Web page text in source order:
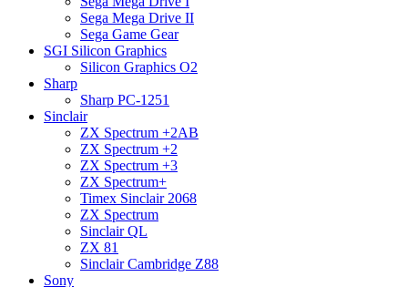
Sega Mega Drive II
Sega Game Gear
SGI Silicon Graphics
Silicon Graphics O2
Sharp
Sharp PC-1251
Sinclair
ZX Spectrum +2AB
ZX Spectrum +2
ZX Spectrum +3
ZX Spectrum+
Timex Sinclair 2068
ZX Spectrum
Sinclair QL
ZX 81
Sinclair Cambridge Z88
Sony